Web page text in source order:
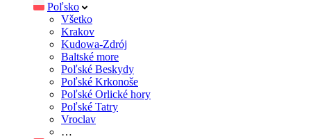
Poľsko
Všetko
Krakov
Kudowa-Zdrój
Baltské more
Poľské Beskydy
Poľské Krkonoše
Poľské Orlické hory
Poľské Tatry
Vroclav
…